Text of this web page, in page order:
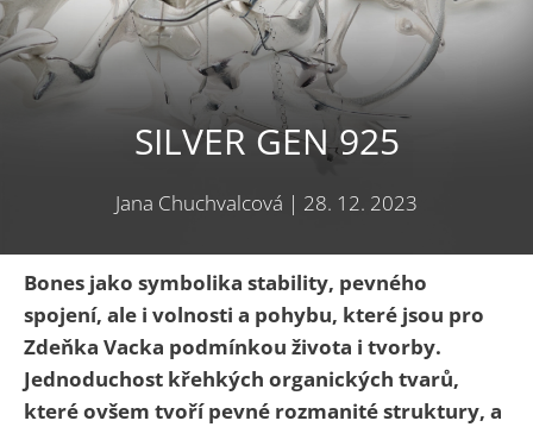
SILVER GEN 925
Jana Chuchvalcová | 28. 12. 2023
Bones jako symbolika stability, pevného
spojení, ale i volnosti a pohybu, které jsou pro
Zdeňka Vacka podmínkou života i tvorby.
Jednoduchost křehkých organických tvarů,
které ovšem tvoří pevné rozmanité struktury, a